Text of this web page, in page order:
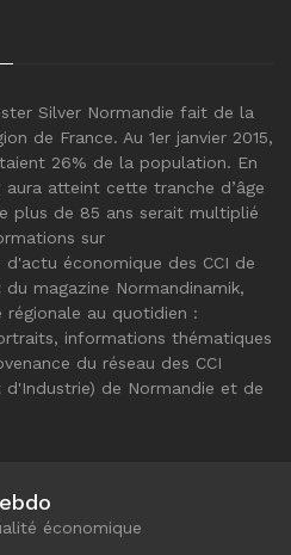
Silver Normandie fait de la
de France. Au 1er janvier 2015,
26% de la population. En
atteint cette tranche d’âge
plus de 85 ans serait multiplié
sur
économique des CCI de
magazine Normandinamik,
régionale au quotidien :
informations thématiques
du réseau des CCI
d'Industrie) de Normandie et de
économique